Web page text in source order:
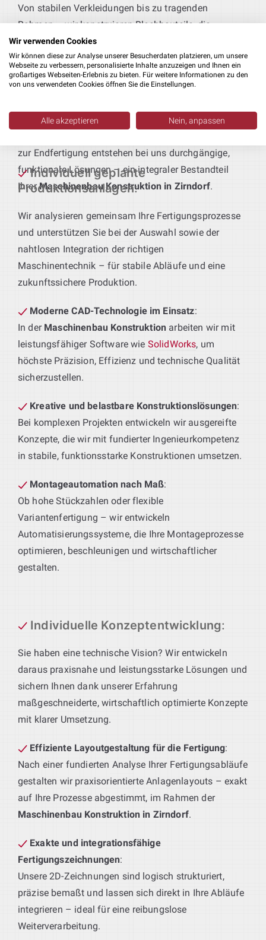
Von stabilen Verkleidungen bis zu tragenden
Rahmen – wir konstruieren Blechbauteile, die
passgenau an Ihre Fertigungsabläufe und
Qualitätsstandards angepasst sind.
Technik für maßgeschneiderte
Sie geben das Produkt vor – wir liefern die passende
zur Endfertigung entstehen bei uns durchgängige,
funktionale Lösungen – ein integraler Bestandteil
IhrerMaschinenbau Konstruktion in Zirndorf.
Individuell geplante
Produktionsanlagen:
Wir analysieren gemeinsam Ihre Fertigungsprozesse
und unterstützen Sie bei der Auswahl sowie der
nahtlosen Integration der richtigen
Maschinentechnik – für stabile Abläufe und eine
zukunftssichere Produktion.
Moderne CAD-Technologie im Einsatz:
In der Maschinenbau Konstruktion arbeiten wir mit
leistungsfähiger Software wie SolidWorks, um
höchste Präzision, Effizienz und technische Qualität
sicherzustellen.
Kreative und belastbare Konstruktionslösungen:
Bei komplexen Projekten entwickeln wir ausgereifte
Konzepte, die wir mit fundierter Ingenieurkompetenz
in stabile, funktionsstarke Konstruktionen umsetzen.
Montageautomation nach Maß:
Ob hohe Stückzahlen oder flexible
Variantenfertigung – wir entwickeln
Automatisierungssysteme, die Ihre Montageprozesse
optimieren, beschleunigen und wirtschaftlicher
gestalten.
Individuelle Konzeptentwicklung:
Sie haben eine technische Vision? Wir entwickeln
daraus praxisnahe und leistungsstarke Lösungen und
sichern Ihnen dank unserer Erfahrung
maßgeschneiderte, wirtschaftlich optimierte Konzepte
mit klarer Umsetzung.
Effiziente Layoutgestaltung für die Fertigung:
Nach einer fundierten Analyse Ihrer Fertigungsabläufe
gestalten wir praxisorientierte Anlagenlayouts – exakt
auf Ihre Prozesse abgestimmt, im Rahmen der
Maschinenbau Konstruktion in Zirndorf.
Exakte und integrationsfähige
Fertigungszeichnungen:
Unsere 2D-Zeichnungen sind logisch strukturiert,
präzise bemaßt und lassen sich direkt in Ihre Abläufe
integrieren – ideal für eine reibungslose
Weiterverarbeitung.
Wir verwenden Cookies
Wir können diese zur Analyse unserer Besucherdaten platzieren, um unsere
Webseite zu verbessern, personalisierte Inhalte anzuzeigen und Ihnen ein
großartiges Webseiten-Erlebnis zu bieten. Für weitere Informationen zu den
von uns verwendeten Cookies öffnen Sie die Einstellungen.
Alle akzeptieren Nein, anpassen